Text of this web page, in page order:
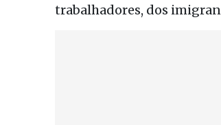
trabalhadores, dos